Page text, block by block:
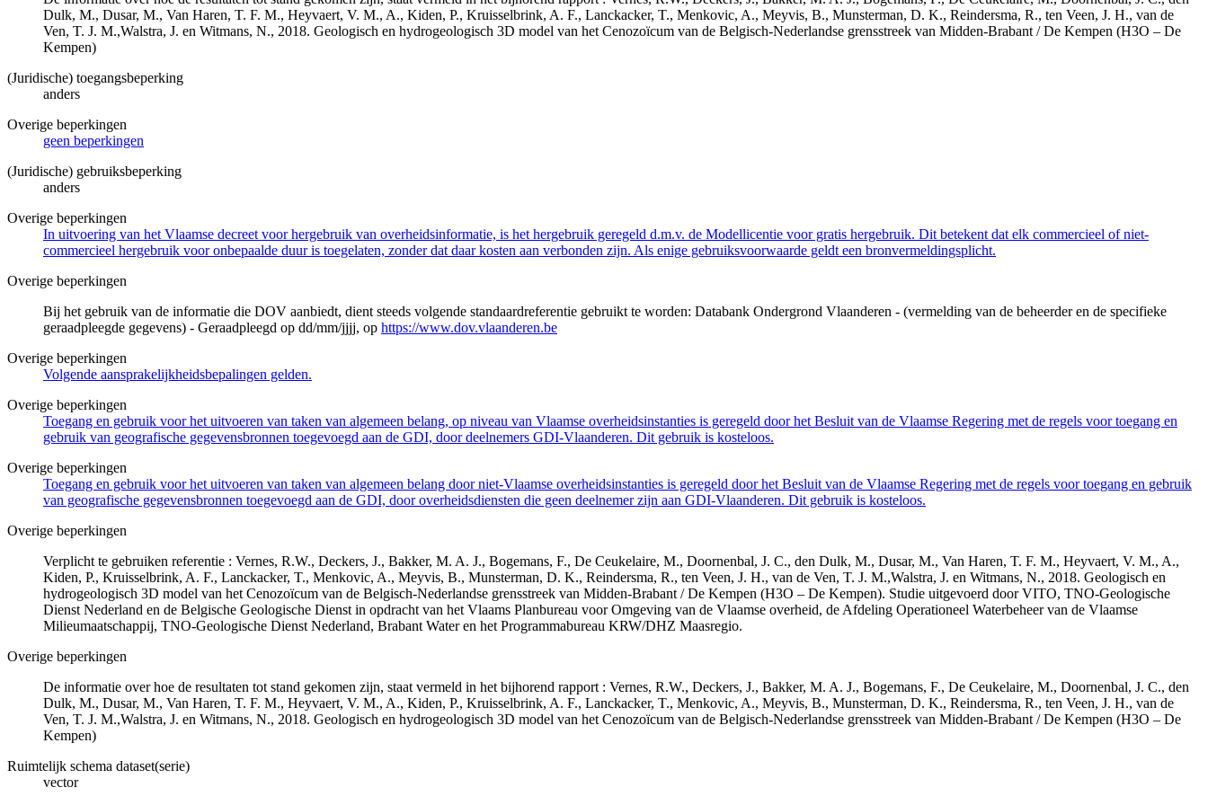
Dulk, M., Dusar, M., Van Haren, T. F. M., Heyvaert, V. M., A., Kiden, P., Kruisselbrink, A. F., Lanckacker, T., Menkovic, A., Meyvis, B., Munsterman, D. K., Reindersma, R., ten Veen, J. H., van de
Ven, T. J. M.,Walstra, J. en Witmans, N., 2018. Geologisch en hydrogeologisch 3D model van het Cenozoïcum van de Belgisch-Nederlandse grensstreek van Midden-Brabant / De Kempen (H3O – De
Kempen)
(Juridische) toegangsbeperking
anders
Overige beperkingen
geen beperkingen
(Juridische) gebruiksbeperking
anders
Overige beperkingen
In uitvoering van het Vlaamse decreet voor hergebruik van overheidsinformatie, is het hergebruik geregeld d.m.v. de Modellicentie voor gratis hergebruik. Dit betekent dat elk commercieel of niet-
commercieel hergebruik voor onbepaalde duur is toegelaten, zonder dat daar kosten aan verbonden zijn. Als enige gebruiksvoorwaarde geldt een bronvermeldingsplicht.
Overige beperkingen
Bij het gebruik van de informatie die DOV aanbiedt, dient steeds volgende standaardreferentie gebruikt te worden: Databank Ondergrond Vlaanderen - (vermelding van de beheerder en de specifieke
geraadpleegde gegevens) - Geraadpleegd op dd/mm/jjjj, op https://www.dov.vlaanderen.be
Overige beperkingen
Volgende aansprakelijkheidsbepalingen gelden.
Overige beperkingen
Toegang en gebruik voor het uitvoeren van taken van algemeen belang, op niveau van Vlaamse overheidsinstanties is geregeld door het Besluit van de Vlaamse Regering met de regels voor toegang en
gebruik van geografische gegevensbronnen toegevoegd aan de GDI, door deelnemers GDI-Vlaanderen. Dit gebruik is kosteloos.
Overige beperkingen
Toegang en gebruik voor het uitvoeren van taken van algemeen belang door niet-Vlaamse overheidsinstanties is geregeld door het Besluit van de Vlaamse Regering met de regels voor toegang en gebruik
van geografische gegevensbronnen toegevoegd aan de GDI, door overheidsdiensten die geen deelnemer zijn aan GDI-Vlaanderen. Dit gebruik is kosteloos.
Overige beperkingen
Verplicht te gebruiken referentie : Vernes, R.W., Deckers, J., Bakker, M. A. J., Bogemans, F., De Ceukelaire, M., Doornenbal, J. C., den Dulk, M., Dusar, M., Van Haren, T. F. M., Heyvaert, V. M., A.,
Kiden, P., Kruisselbrink, A. F., Lanckacker, T., Menkovic, A., Meyvis, B., Munsterman, D. K., Reindersma, R., ten Veen, J. H., van de Ven, T. J. M.,Walstra, J. en Witmans, N., 2018. Geologisch en
hydrogeologisch 3D model van het Cenozoïcum van de Belgisch-Nederlandse grensstreek van Midden-Brabant / De Kempen (H3O – De Kempen). Studie uitgevoerd door VITO, TNO-Geologische
Dienst Nederland en de Belgische Geologische Dienst in opdracht van het Vlaams Planbureau voor Omgeving van de Vlaamse overheid, de Afdeling Operationeel Waterbeheer van de Vlaamse
Milieumaatschappij, TNO-Geologische Dienst Nederland, Brabant Water en het Programmabureau KRW/DHZ Maasregio.
Overige beperkingen
De informatie over hoe de resultaten tot stand gekomen zijn, staat vermeld in het bijhorend rapport : Vernes, R.W., Deckers, J., Bakker, M. A. J., Bogemans, F., De Ceukelaire, M., Doornenbal, J. C., den
Dulk, M., Dusar, M., Van Haren, T. F. M., Heyvaert, V. M., A., Kiden, P., Kruisselbrink, A. F., Lanckacker, T., Menkovic, A., Meyvis, B., Munsterman, D. K., Reindersma, R., ten Veen, J. H., van de
Ven, T. J. M.,Walstra, J. en Witmans, N., 2018. Geologisch en hydrogeologisch 3D model van het Cenozoïcum van de Belgisch-Nederlandse grensstreek van Midden-Brabant / De Kempen (H3O – De
Kempen)
Ruimtelijk schema dataset(serie)
vector